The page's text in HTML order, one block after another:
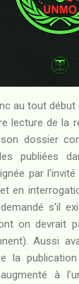
au tout début
lecture de la
dossier
publiées
par
en
s'il
on devrait
Aussi
la
à